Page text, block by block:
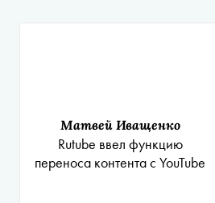
Матвей Иващенко
Rutube ввел функцию
переноса контента с YouTube